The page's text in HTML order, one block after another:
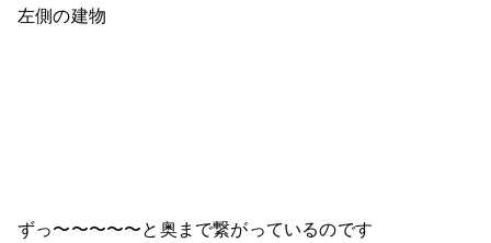
左側の建物
ずっ〜〜〜〜〜と奥まで繋がっているのです